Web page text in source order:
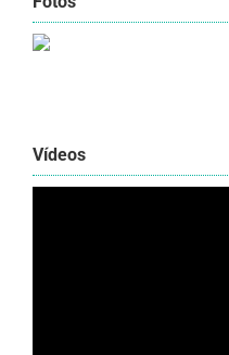
Vídeos